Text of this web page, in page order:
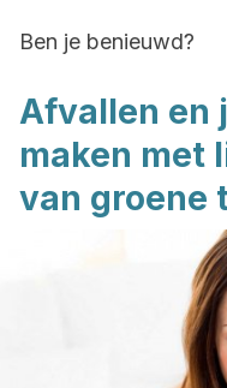
Ben je benieuwd?
Afvallen en
maken met
van groene